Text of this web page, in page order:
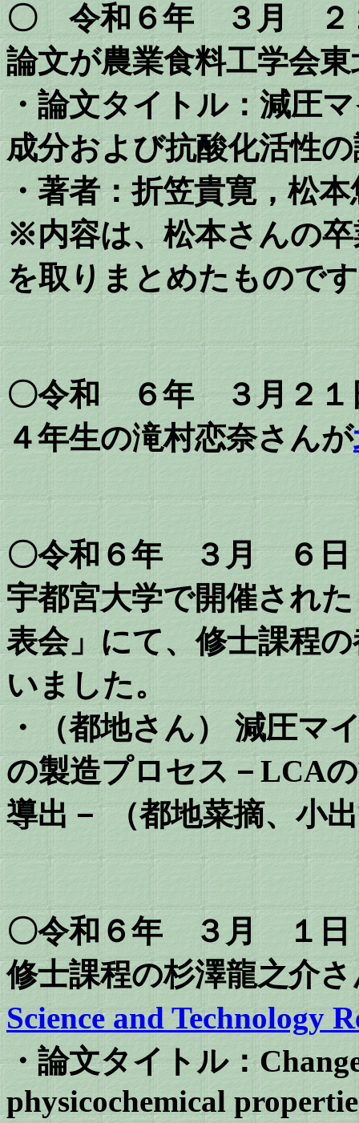
〇 令和６年 ３月 ２
論文が農業食料工学会
・論文タイトル：減圧
成分および抗酸化活性
・著者：折笠貴寛，松
※内容は、松本さんの
を取りまとめたもので
〇令和 ６年 ３月２１
４年生の滝村恋奈さんが
〇令和６年 ３月 ６日
宇都宮大学で開催され
表会」にて、修士課程
いました。
・（都地さん） 減圧マ
の製造プロセス－LCA
導出－ （都地菜摘、小
〇令和６年 ３月 １日
修士課程の杉澤龍之介
Science and Technology
・論文タイトル：
physicochemical